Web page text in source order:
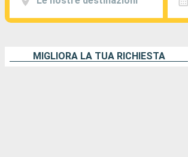
MIGLIORA LA TUA RICHIESTA